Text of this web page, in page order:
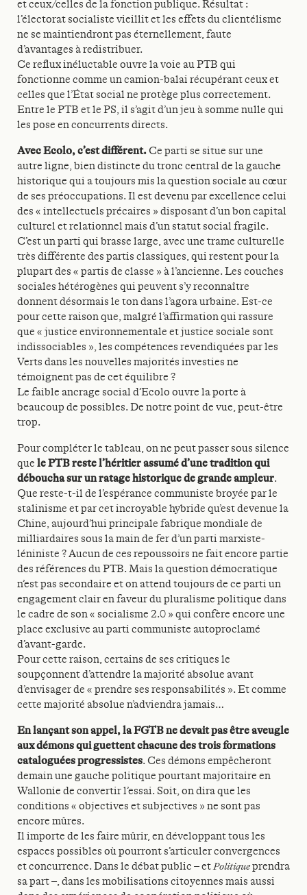
et ceux/celles de la fonction publique. Résultat :
l’électorat socialiste vieillit et les effets du clientélisme
ne se maintiendront pas éternellement, faute
d’avantages à redistribuer.
Ce reflux inéluctable ouvre la voie au PTB qui
fonctionne comme un camion-balai récupérant ceux et
celles que l’État social ne protège plus correctement.
Entre le PTB et le PS, il s’agit d’un jeu à somme nulle qui
les pose en concurrents directs.
Avec Ecolo, c’est différent.Ce parti se situe sur une
autre ligne, bien distincte du tronc central de la gauche
historique qui a toujours mis la question sociale au cœur
de ses préoccupations. Il est devenu par excellence celui
des « intellectuels précaires » disposant d’un bon capital
culturel et relationnel mais d’un statut social fragile.
C’est un parti qui brasse large, avec une trame culturelle
très différente des partis classiques, qui restent pour la
plupart des « partis de classe » à l’ancienne. Les couches
sociales hétérogènes qui peuvent s’y reconnaître
donnent désormais le ton dans l’agora urbaine. Est-ce
pour cette raison que, malgré l’affirmation qui rassure
que « justice environnementale et justice sociale sont
indissociables », les compétences revendiquées par les
Verts dans les nouvelles majorités investies ne
témoignent pas de cet équilibre ?
Le faible ancrage social d’Ecolo ouvre la porte à
beaucoup de possibles. De notre point de vue, peut-être
trop.
Pour compléter le tableau, on ne peut passer sous silence
que le PTB reste l’héritier assumé d’une tradition qui
déboucha sur un ratage historique de grande ampleur.
Que reste-t-il de l’espérance communiste broyée par le
stalinisme et par cet incroyable hybride qu’est devenue la
Chine, aujourd’hui principale fabrique mondiale de
milliardaires sous la main de fer d’un parti marxiste-
léniniste ? Aucun de ces repoussoirs ne fait encore partie
des références du PTB. Mais la question démocratique
n’est pas secondaire et on attend toujours de ce parti un
engagement clair en faveur du pluralisme politique dans
le cadre de son « socialisme 2.0 » qui confère encore une
place exclusive au parti communiste autoproclamé
d’avant-garde.
Pour cette raison, certains de ses critiques le
soupçonnent d’attendre la majorité absolue avant
d’envisager de « prendre ses responsabilités ». Et comme
cette majorité absolue n’adviendra jamais…
En lançant son appel, la FGTB ne devait pas être aveugle
aux démons qui guettent chacune des trois formations
cataloguées progressistes. Ces démons empêcheront
demain une gauche politique pourtant majoritaire en
Wallonie de convertir l’essai. Soit, on dira que les
conditions « objectives et subjectives » ne sont pas
encore mûres.
Il importe de les faire mûrir, en développant tous les
espaces possibles où pourront s’articuler convergences
et concurrence. Dans le débat public – etPolitiqueprendra
sa part –, dans les mobilisations citoyennes mais aussi